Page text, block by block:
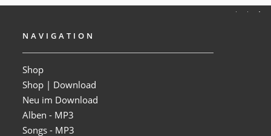
NAVIGATION
Shop
Shop | Download
Neu im Download
Alben - MP3
Songs - MP3